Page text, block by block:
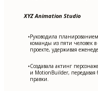
XYZ Animation Studio
•Руководила
команды из пяти человек
проекте, удерживая
•Создавала актинг
и MotionBuilder, передавая
правки.